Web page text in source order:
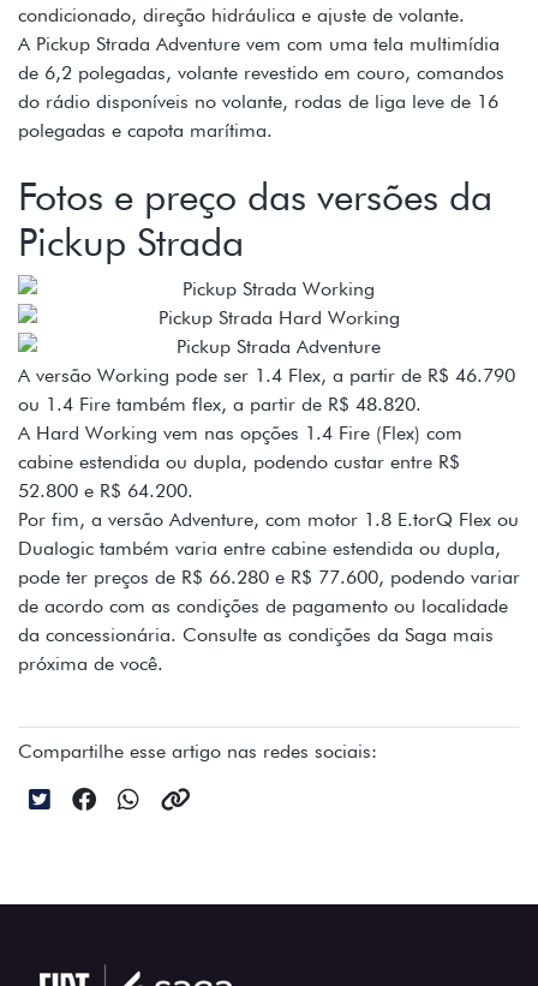
condicionado, direção hidráulica e ajuste de volante.
A Pickup Strada Adventure vem com uma tela multimídia
de 6,2 polegadas, volante revestido em couro, comandos
do rádio disponíveis no volante, rodas de liga leve de 16
polegadas e capota marítima.
Fotos e preço das versões da
Pickup Strada
A versão Working pode ser 1.4 Flex, a partir de R$ 46.790
ou 1.4 Fire também flex, a partir de R$ 48.820.
A Hard Working vem nas opções 1.4 Fire (Flex) com
cabine estendida ou dupla, podendo custar entre R$
52.800 e R$ 64.200.
Por fim, a versão Adventure, com motor 1.8 E.torQ Flex ou
Dualogic também varia entre cabine estendida ou dupla,
pode ter preços de R$ 66.280 e R$ 77.600, podendo variar
de acordo com as condições de pagamento ou localidade
da concessionária. Consulte as condições da Saga mais
próxima de você.
Compartilhe esse artigo nas redes sociais: